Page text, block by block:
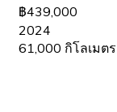
฿439,000
2024
61,000 กิโลเมตร